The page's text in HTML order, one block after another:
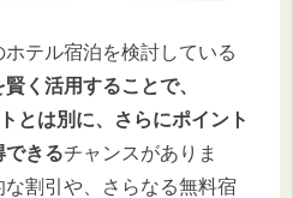
テル宿泊を検討している
く活用することで、
とは別に、さらにポイント
できるチャンスがありま
割引や、さらなる無料宿